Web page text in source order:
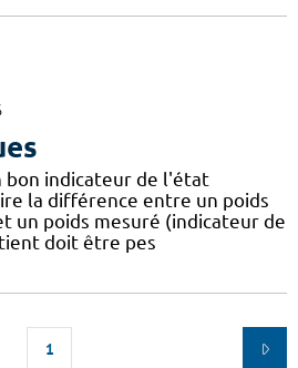
bon indicateur de l'état
la différence entre un poids
un poids mesuré (indicateur de
doit être pes
1